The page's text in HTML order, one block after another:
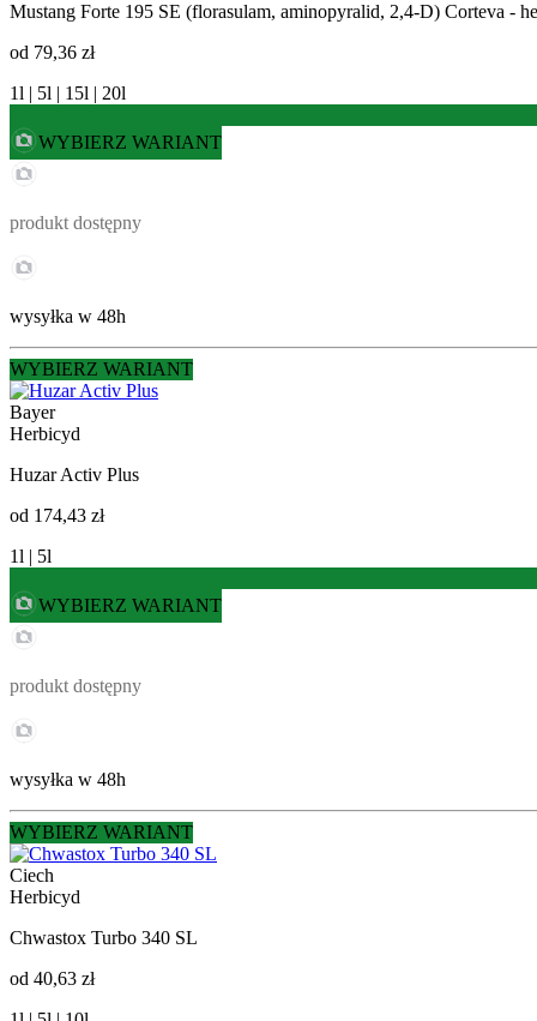
Mustang Forte 195 SE (florasulam, aminopyralid, 2,4-D) Corteva -
od 79,36 zł
1l | 5l | 15l | 20l
WYBIERZ WARIANT
produkt dostępny
wysyłka w 48h
WYBIERZ WARIANT
Bayer
Herbicyd
Huzar Activ Plus
od 174,43 zł
1l | 5l
WYBIERZ WARIANT
produkt dostępny
wysyłka w 48h
WYBIERZ WARIANT
Ciech
Herbicyd
Chwastox Turbo 340 SL
od 40,63 zł